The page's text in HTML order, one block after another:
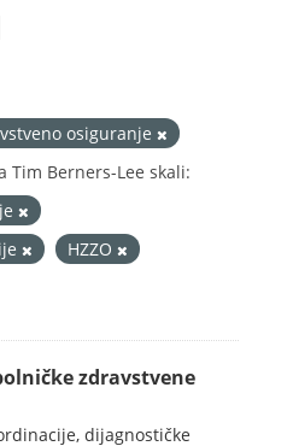
osiguranje
Tim Berners-Lee skali:
HZZO
zdravstvene
dijagnostičke